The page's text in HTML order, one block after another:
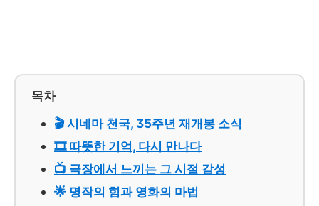
목차
🎬 시네마 천국, 35주년 재개봉 소식
🎞️ 따뜻한 기억, 다시 만나다
📺 극장에서 느끼는 그 시절 감성
🌟 명작의 힘과 영화의 마법